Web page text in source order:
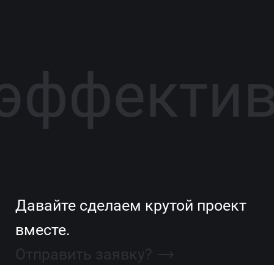
Давайте сделаем крутой проект
вместе.
Отправить заявку?